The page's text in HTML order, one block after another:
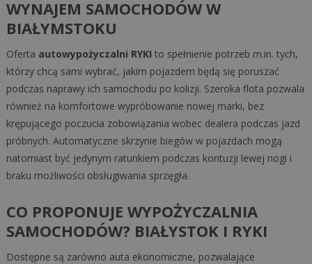
WYNAJEM SAMOCHODÓW W
BIAŁYMSTOKU
Oferta autowypożyczalni RYKI to spełnienie potrzeb m.in. tych,
którzy chcą sami wybrać, jakim pojazdem będą się poruszać
podczas naprawy ich samochodu po kolizji. Szeroka flota pozwala
również na komfortowe wypróbowanie nowej marki, bez
krępującego poczucia zobowiązania wobec dealera podczas jazd
próbnych. Automatyczne skrzynie biegów w pojazdach mogą
natomiast być jedynym ratunkiem podczas kontuzji lewej nogi i
braku możliwości obsługiwania sprzęgła.
CO PROPONUJE WYPOŻYCZALNIA
SAMOCHODÓW? BIAŁYSTOK I RYKI
Dostępne są zarówno auta ekonomiczne, pozwalające